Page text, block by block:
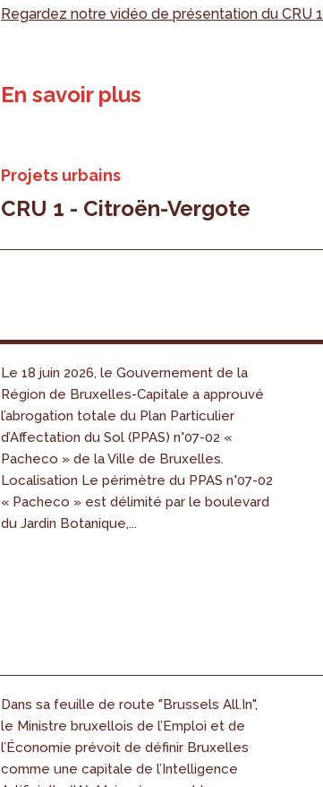
Regardez notre vidéo de présentation du CRU 1
En savoir plus
Projets urbains
CRU 1 - Citroën-Vergote
Le 18 juin 2026, le Gouvernement de la
Région de Bruxelles-Capitale a approuvé
l’abrogation totale du Plan Particulier
d’Affectation du Sol (PPAS) n°07-02 «
Pacheco » de la Ville de Bruxelles.
Localisation Le périmètre du PPAS n°07-02
« Pacheco » est délimité par le boulevard
du Jardin Botanique,...
Dans sa feuille de route "Brussels All.In",
le Ministre bruxellois de l’Emploi et de
l’Économie prévoit de définir Bruxelles
comme une capitale de l’Intelligence